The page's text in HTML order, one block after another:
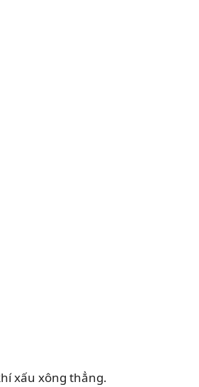
xấu xông thẳng.